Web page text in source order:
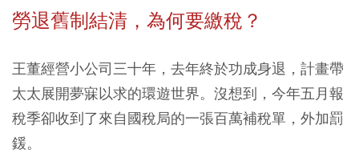
勞退舊制結清，為何要繳稅？
王董經營小公司三十年，去年終於功成身退，計畫帶
太太展開夢寐以求的環遊世界。沒想到，今年五月報
稅季卻收到了來自國稅局的一張百萬補稅單，外加罰
鍰。